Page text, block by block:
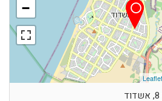
−
Leaflet